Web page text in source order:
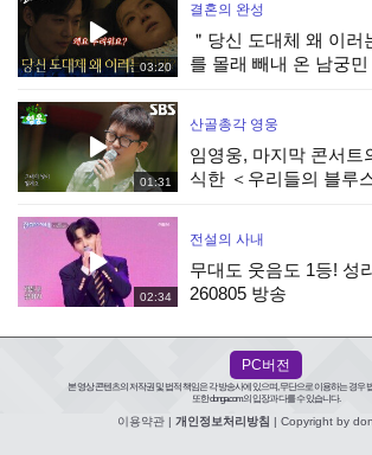
03:20
결혼의 완성
＂당신 도대체 왜 이러
를 몰래 빼내 온 남궁
01:31
산골총각 영웅
임영웅, 마지막 콘서트
식한 ＜우리들의 블루
02:34
전설의 사내
무대도 웃음도 1등! 성
260805 방송
PC버전
본 영상 콘텐츠의 저작권 및 법적 책임은 각 방송사에 있으며, 무단으로 이용하는 경우
또한 donga.com의 입장과 다를 수 있습니다.
이용약관| 개인정보처리방침 | Copyright by